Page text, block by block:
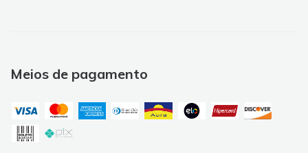
Meios de pagamento